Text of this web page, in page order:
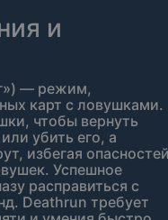
и
— режим,
карт с ловушками.
чтобы вернуть
убить его, а
избегая
Успешное
расправиться с
Deathrun требует